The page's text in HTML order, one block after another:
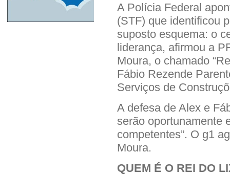
A Polícia Federal
(STF) que identificou
suposto esquema: o
liderança, afirmou a
Moura, o chamado
Fábio Rezende
Serviços de
A defesa de Alex e
serão oportunamente
competentes”. O g1
Moura.
QUEM É O REI DO